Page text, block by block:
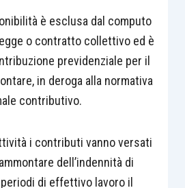
è esclusa dal computo
o contratto collettivo ed è
previdenziale per il
in deroga alla normativa
contributivo.
i contributi vanno versati
dell’indennità di
di effettivo lavoro il